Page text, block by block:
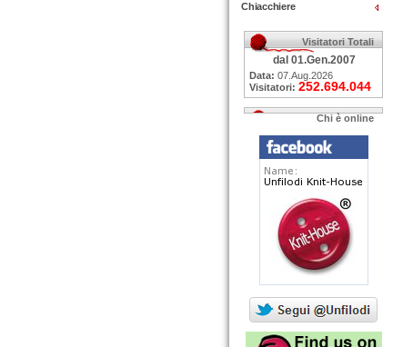
Chiacchiere
Visitatori Totali
dal 01.Gen.2007
Data: 07.Aug.2026
Visitatori: 252.694.044
Chi è online